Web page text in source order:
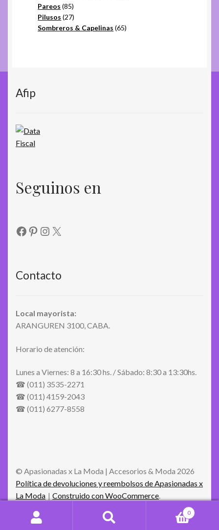
Pareos 8585
productos
Pilusos 2727
productos
Sombreros & Capelinas 6565
Afip
Seguinos en
Facebook
Pinterest
Instagram
X
Contacto
Local mayorista:
ARANGUREN 3100, CABA.
Horario de atención:
Lunes a Viernes: 8 a 16:30 hs. / Sábado: 8:30 a 13:30hs.
☎ (011) 3535-2271
☎ (011) 4159-2043
☎ (011) 6277-8558
© Apasionadas x La Moda | Accesorios & Moda 2026
Política de devoluciones y reembolsos de Apasionadas x
La Moda
Construido con WooCommerce
0